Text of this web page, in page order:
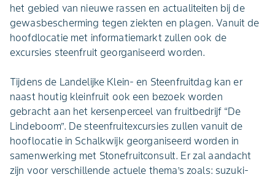
het gebied van nieuwe rassen en actualiteiten bij de
gewasbescherming tegen ziekten en plagen. Vanuit de
hoofdlocatie met informatiemarkt zullen ook de
excursies steenfruit georganiseerd worden.
Tijdens de Landelijke Klein- en Steenfruitdag kan er
naast houtig kleinfruit ook een bezoek worden
gebracht aan het kersenperceel van fruitbedrijf “De
Lindeboom”. De steenfruitexcursies zullen vanuit de
hooflocatie in Schalkwijk georganiseerd worden in
samenwerking met Stonefruitconsult. Er zal aandacht
zijn voor verschillende actuele thema’s zoals: suzuki-